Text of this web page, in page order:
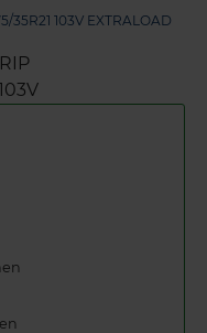
35R21 103V EXTRALOAD